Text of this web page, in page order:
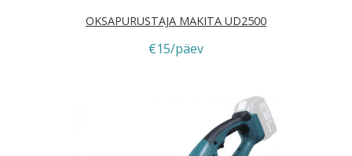
OKSAPURUSTAJA MAKITA UD2500
€15/päev